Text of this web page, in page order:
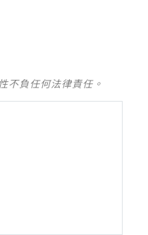
不負任何法律責任。